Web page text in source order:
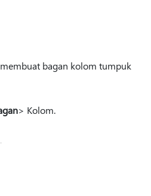
bagan kolom tumpuk
> Kolom.